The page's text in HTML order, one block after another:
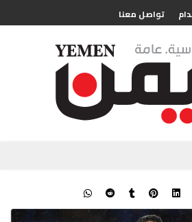
تواصل معنا